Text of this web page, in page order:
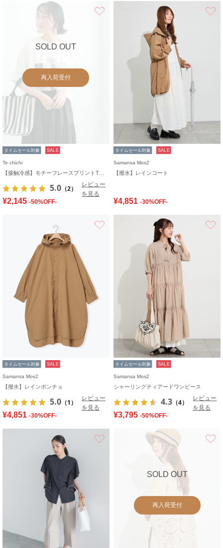
SOLD OUT
再入荷受付
タイムセール対象 SALE
Te chichi
5.0 （2）
レビュー
を見る
¥2,145 -50%OFF-
タイムセール対象 SALE
Samansa Mos2
【撥水】レインコート
¥4,851 -30%OFF-
タイムセール対象 SALE
Samansa Mos2
【撥水】レインポンチョ
5.0 （1）
レビュー
を見る
¥4,851 -30%OFF-
タイムセール対象 SALE
Samansa Mos2
シャーリングティアードワンピース
4.3 （4）
レビュー
を見る
¥3,795 -50%OFF-
SOLD OUT
再入荷受付